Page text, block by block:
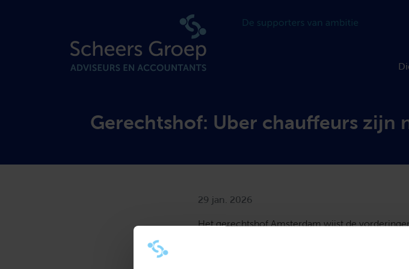
Gerechtshof: Uber chauffeurs zijn
29 jan. 2026
Het gerechtshof Amsterdam wijst de
beroep aan de zijde van Uber mee